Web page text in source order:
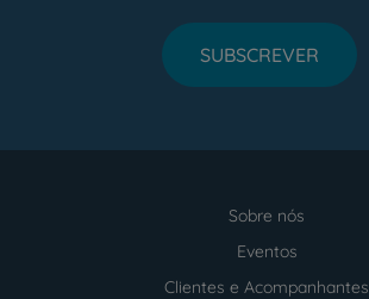
SUBSCREVER
Sobre nós
Eventos
Clientes e Acompanhantes